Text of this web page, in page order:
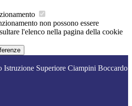
non possono essere
l'elenco nella pagina della cookie
Istruzione Superiore Ciampini Boccardo